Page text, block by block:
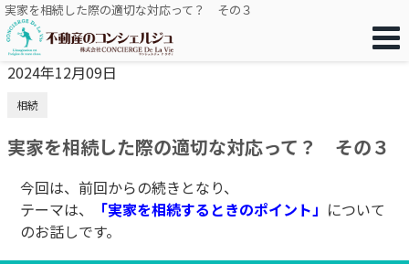
実家を相続した際の適切な対応って？ その３
2024年12月09日
相続
実家を相続した際の適切な対応って？ その３
今回は、前回からの続きとなり、
テーマは、
「実家を相続するときのポイント」 について
のお話しです。